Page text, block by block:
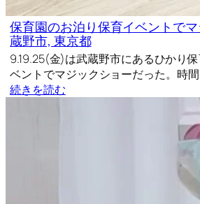
保育園のお泊り保育イベントで
蔵野市, 東京都
9.19.25(金)は武蔵野市にあるひかり
ベントでマジックショーだった。時
続きを読む